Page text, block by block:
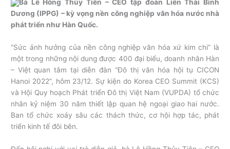
Bà Lê Hồng Thủy Tiên – CEO tập đoàn Liên Thái Bình
Dương (IPPG) – kỳ vọng nền công nghiệp văn hóa nước nhà
phát triển như Hàn Quốc.
“Sức ảnh hưởng của nền công nghiệp văn hóa xứ kim chi” là
một trong những nội dung được 400 đại biểu, doanh nhân Hàn
– Việt quan tâm tại diễn đàn “Đô thị văn hóa hội tụ CICON
Hanoi 2022”, hôm 23/12. Sự kiện do Korea CEO Summit (KCS)
và Hội Quy hoạch Phát triển Đô thị Việt Nam (VUPDA) tổ chức
nhân kỷ niệm 30 năm thiết lập quan hệ ngoại giao hai nước.
Ban tổ chức xoáy sâu các thách thức, cơ hội hợp tác, phát
triển kinh tế đôi bên.